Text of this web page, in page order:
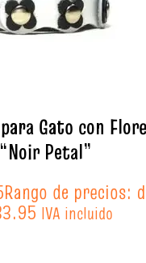
Gato con
Petal”
Rango de precios:
IVA incluido